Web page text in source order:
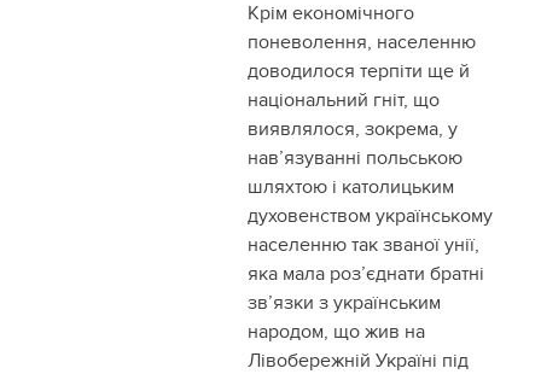
Крім економічного
поневолення, населенню
доводилося терпіти ще й
національний гніт, що
виявлялося, зокрема, у
нав’язуванні польською
шляхтою і католицьким
духовенством українському
населенню так званої унії,
яка мала роз’єднати братні
зв’язки з українським
народом, що жив на
Лівобережній Україні під